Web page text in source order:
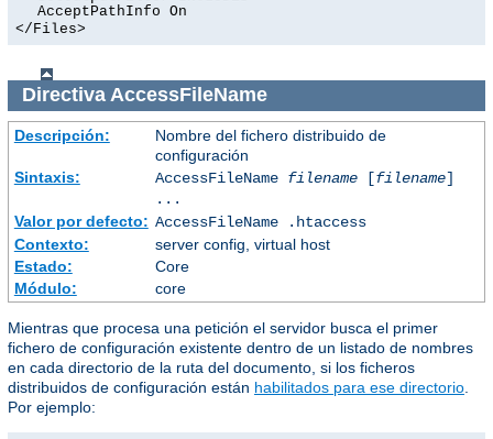
AcceptPathInfo On
</Files>
Directiva AccessFileName
Descripción:
Nombre del fichero distribuido de
configuración
Sintaxis:
AccessFileName filename[filename]
...
Valor por defecto: AccessFileName .htaccess
Contexto:
server config, virtual host
Estado:
Core
Módulo:
core
Mientras que procesa una petición el servidor busca el primer
fichero de configuración existente dentro de un listado de nombres
en cada directorio de la ruta del documento, si los ficheros
distribuidos de configuración están habilitados para ese directorio
Por ejemplo: